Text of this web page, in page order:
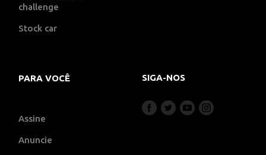
challenge
Stock car
PARA VOCÊ
Assine
Anuncie
SIGA-NOS